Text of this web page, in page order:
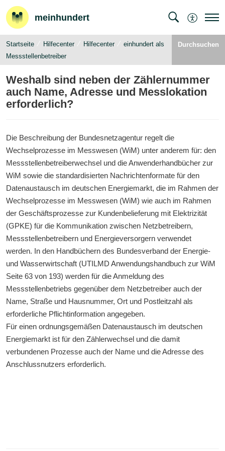
meinhundert
Startseite Hilfecenter Hilfecenter
einhundert als
Messstellenbetreiber
Durchsuchen
Weshalb sind neben der Zählernummer
auch Name, Adresse und Messlokation
erforderlich?
Die Beschreibung der Bundesnetzagentur regelt die
Wechselprozesse im Messwesen (WiM) unter anderem für: den
Messstellenbetreiberwechsel und die Anwenderhandbücher zur
WiM sowie die standardisierten Nachrichtenformate für den
Datenaustausch im deutschen Energiemarkt, die im Rahmen der
Wechselprozesse im Messwesen (WiM) wie auch im Rahmen
der Geschäftsprozesse zur Kundenbelieferung mit Elektrizität
(GPKE) für die Kommunikation zwischen Netzbetreibern,
Messstellenbetreibern und Energieversorgern verwendet
werden. In den Handbüchern des Bundesverband der Energie-
und Wasserwirtschaft (UTILMD Anwendungshandbuch zur WiM
Seite 63 von 193) werden für die Anmeldung des
Messstellenbetriebs gegenüber dem Netzbetreiber auch der
Name, Straße und Hausnummer, Ort und Postleitzahl als
erforderliche Pflichtinformation angegeben.
Für einen ordnungsgemäßen Datenaustausch im deutschen
Energiemarkt ist für den Zählerwechsel und die damit
verbundenen Prozesse auch der Name und die Adresse des
Anschlussnutzers erforderlich.